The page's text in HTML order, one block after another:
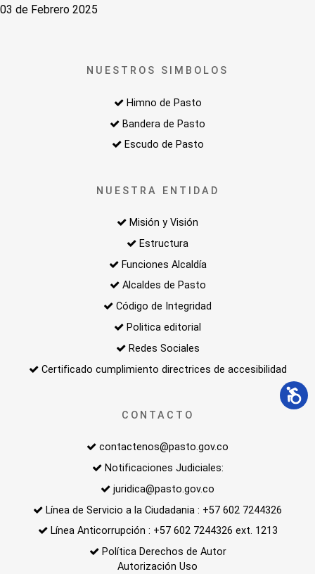
03 de Febrero 2025
NUESTROS SIMBOLOS
Himno de Pasto
Bandera de Pasto
Escudo de Pasto
NUESTRA ENTIDAD
Misión y Visión
Estructura
Funciones Alcaldía
Alcaldes de Pasto
Código de Integridad
Politica editorial
Redes Sociales
Certificado cumplimiento directrices de accesibilidad
CONTACTO
contactenos@pasto.gov.co
Notificaciones Judiciales:
juridica@pasto.gov.co
Línea de Servicio a la Ciudadania : +57 602 7244326
Línea Anticorrupción : +57 602 7244326 ext. 1213
Política Derechos de Autor
Autorización Uso